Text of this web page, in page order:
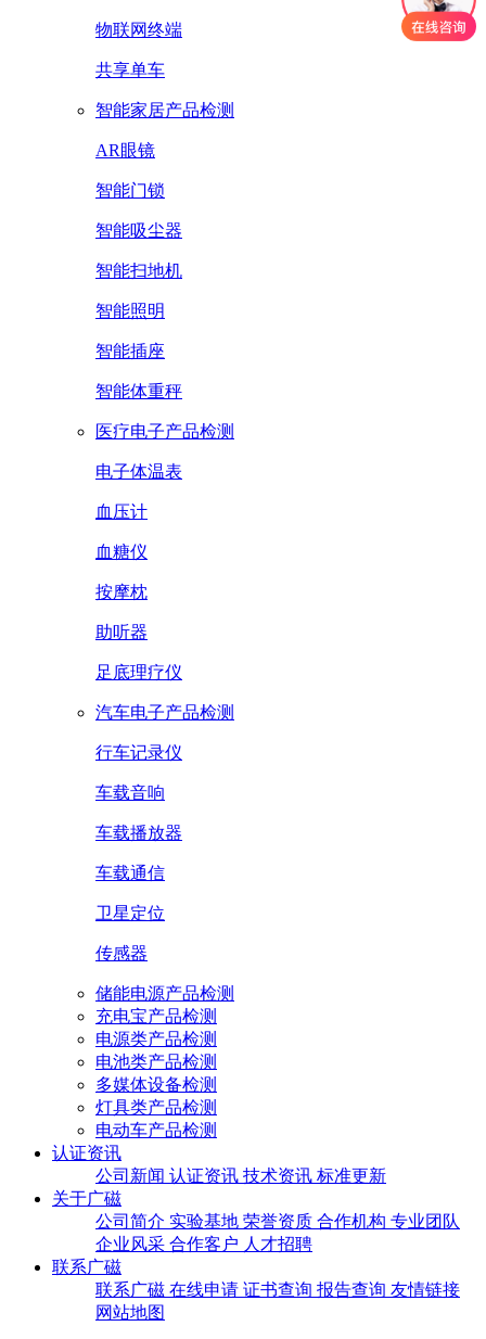
物联网终端
共享单车
智能家居产品检测
AR眼镜
智能门锁
智能吸尘器
智能扫地机
智能照明
智能插座
智能体重秤
医疗电子产品检测
电子体温表
血压计
血糖仪
按摩枕
助听器
足底理疗仪
汽车电子产品检测
行车记录仪
车载音响
车载播放器
车载通信
卫星定位
传感器
储能电源产品检测
充电宝产品检测
电源类产品检测
电池类产品检测
多媒体设备检测
灯具类产品检测
电动车产品检测
认证资讯
公司新闻 认证资讯 技术资讯 标准更新
关于广磁
公司简介 实验基地 荣誉资质 合作机构 专业团队
企业风采 合作客户 人才招聘
联系广磁
联系广磁 在线申请 证书查询 报告查询 友情链接
网站地图